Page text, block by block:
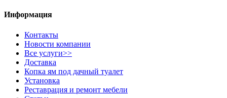
Информация
Контакты
Новости компании
Все услуги>>
Доставка
Копка ям под дачный туалет
Установка
Реставрация и ремонт мебели